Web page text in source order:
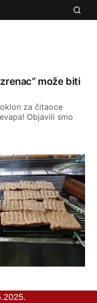
može biti
za čitaoce
Objavili smo